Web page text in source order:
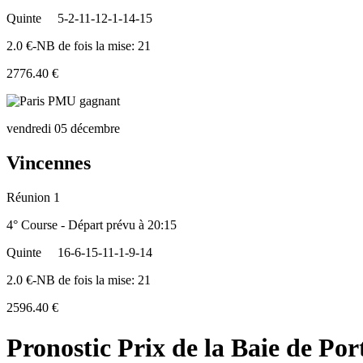
Quinte
5-2-11-12-1-14-15
2.0 €-NB de fois la mise: 21
2776.40 €
vendredi 05 décembre
Vincennes
Réunion 1
4° Course - Départ prévu à 20:15
Quinte
16-6-15-11-1-9-14
2.0 €-NB de fois la mise: 21
2596.40 €
Pronostic Prix de la Baie de